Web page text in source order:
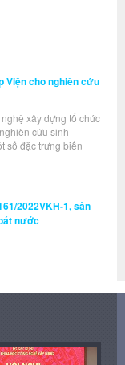
Viện cho nghiên cứu
xây dựng tổ chức
cứu sinh
số đặc trưng biến
2022VKH-1, sản
nước